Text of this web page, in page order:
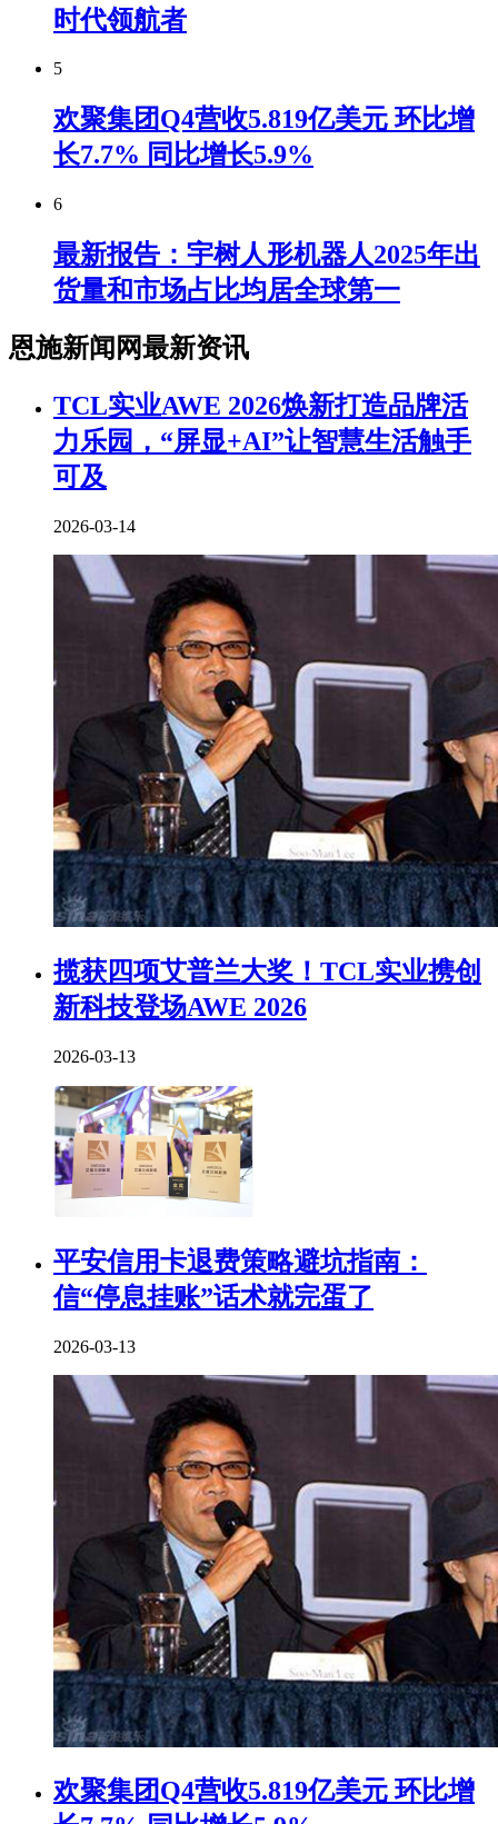
时代领航者
5
欢聚集团Q4营收5.819亿美元 环比增
长7.7% 同比增长5.9%
6
最新报告：宇树人形机器人2025年出
货量和市场占比均居全球第一
恩施新闻网最新资讯
TCL实业AWE 2026焕新打造品牌活
力乐园，“屏显+AI”让智慧生活触手
可及
2026-03-14
揽获四项艾普兰大奖！TCL实业携创
新科技登场AWE 2026
2026-03-13
平安信用卡退费策略避坑指南：
信“停息挂账”话术就完蛋了
2026-03-13
欢聚集团Q4营收5.819亿美元 环比增